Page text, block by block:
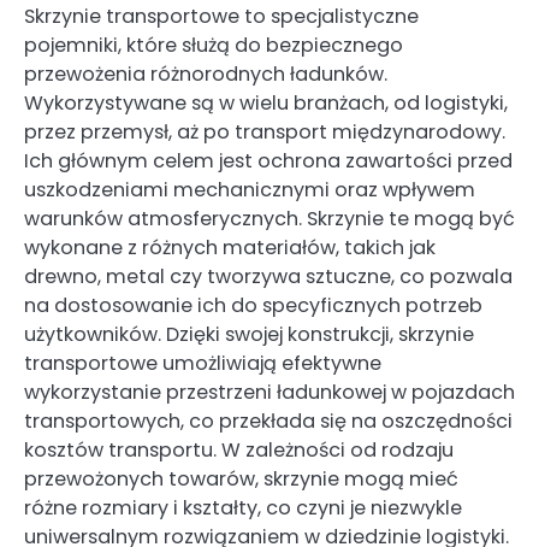
Skrzynie transportowe to specjalistyczne
pojemniki, które służą do bezpiecznego
przewożenia różnorodnych ładunków.
Wykorzystywane są w wielu branżach, od logistyki,
przez przemysł, aż po transport międzynarodowy.
Ich głównym celem jest ochrona zawartości przed
uszkodzeniami mechanicznymi oraz wpływem
warunków atmosferycznych. Skrzynie te mogą być
wykonane z różnych materiałów, takich jak
drewno, metal czy tworzywa sztuczne, co pozwala
na dostosowanie ich do specyficznych potrzeb
użytkowników. Dzięki swojej konstrukcji, skrzynie
transportowe umożliwiają efektywne
wykorzystanie przestrzeni ładunkowej w pojazdach
transportowych, co przekłada się na oszczędności
kosztów transportu. W zależności od rodzaju
przewożonych towarów, skrzynie mogą mieć
różne rozmiary i kształty, co czyni je niezwykle
uniwersalnym rozwiązaniem w dziedzinie logistyki.